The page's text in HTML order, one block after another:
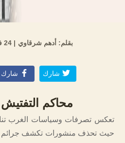
بقلم: أدهم شرقاوي | 24 فبراير, 2024
شارك شارك
محاكم التفتيش
تعكس تصرفات وسياسات الغرب
حيث تحذف منشورات تكشف جرائم